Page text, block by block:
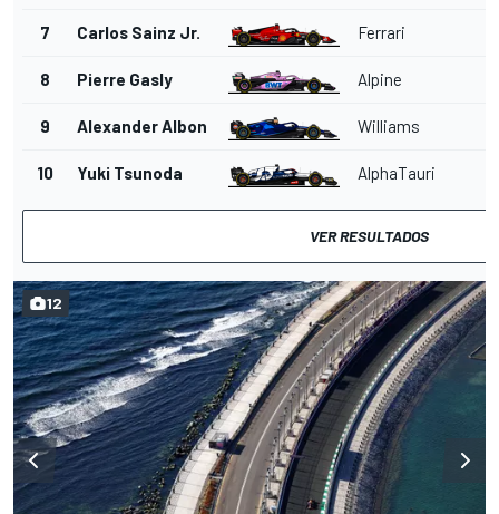
7 Carlos Sainz Jr. Ferrari
8 Pierre Gasly Alpine
9 Alexander Albon Williams
10 Yuki Tsunoda AlphaTauri
VER RESULTADOS
12